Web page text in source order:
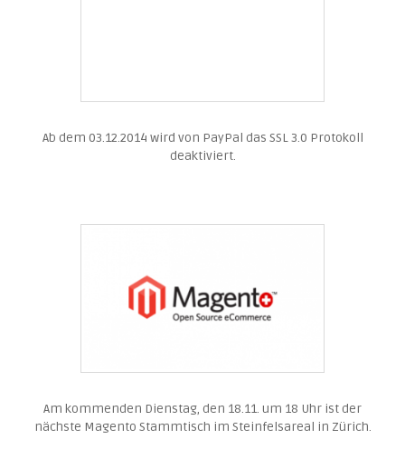
Ab dem 03.12.2014 wird von PayPal das SSL 3.0 Protokoll
deaktiviert.
Am kommenden Dienstag, den 18.11. um 18 Uhr ist der
nächste Magento Stammtisch im Steinfelsareal in Zürich.